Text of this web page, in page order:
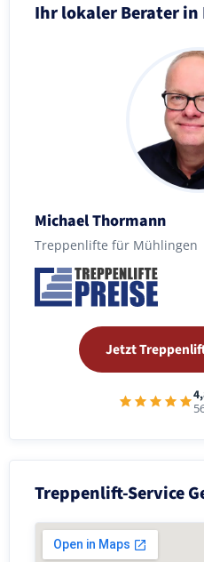
Ihr lokaler Berater in
Michael Thormann
Treppenlifte für Mühlingen
Jetzt
Treppenlift-Service